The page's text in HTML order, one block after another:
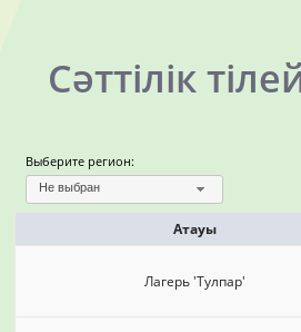
Сәттілік
Выберите регион:
Не выбран
Атауы
Лагерь 'Тулпар'